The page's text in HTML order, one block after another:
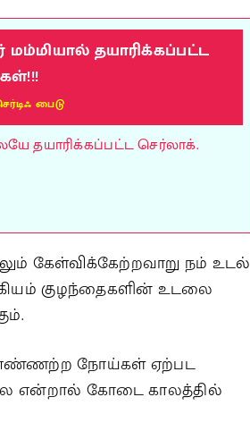
மம்மியால் தயாரிக்கப்பட்ட
பைடு
தயாரிக்கப்பட்ட செர்லாக்.
கேள்விக்கேற்றவாறு நம் உடல்
குழந்தைகளின் உடலை
எண்ணற்ற நோய்கள் ஏற்பட
என்றால் கோடை காலத்தில்